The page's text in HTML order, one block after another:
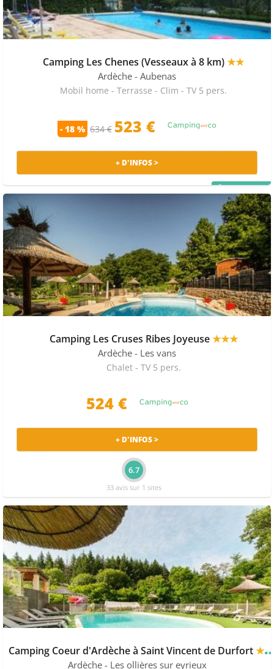
Camping Les Chenes (Vesseaux à 8 km)★★
Ardèche - Aubenas
Mobil home - Terrasse - Clim - TV 5 pers.
- 18 % 634 € 523 €
+ D'INFOS >
Camping Les Cruses Ribes Joyeuse★★★
Ardèche - Les vans
Chalet - TV 5 pers.
524 €
+ D'INFOS >
6.7
33 avis sur 1 sites
Camping Coeur d'Ardèche à Saint Vincent de Durfort★★★★
Ardèche - Les ollières sur eyrieux